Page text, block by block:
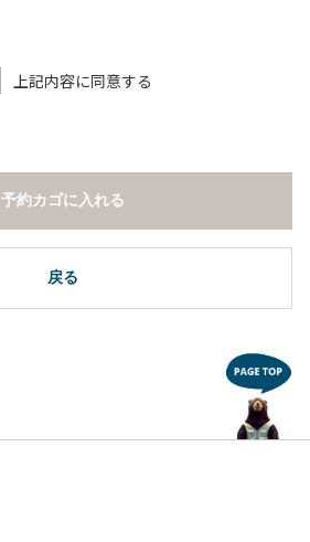
上記内容に同意する
戻る
予約カゴに入れる